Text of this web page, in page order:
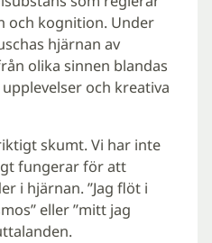
och kognition. Under
hjärnan av
olika sinnen blandas
och kreativa
skumt. Vi har inte
fungerar för att
i hjärnan. ”Jag flöt i
eller ”mitt jag